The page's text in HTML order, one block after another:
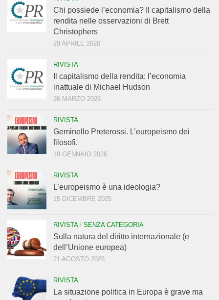
Chi possiede l’economia? Il capitalismo della
rendita nelle osservazioni di Brett
Christophers
29 APRILE 2026
RIVISTA
Il capitalismo della rendita: l’economia
inattuale di Michael Hudson
26 MARZO 2026
RIVISTA
Geminello Preterossi. L’europeismo dei
filosofi.
19 GENNAIO 2026
RIVISTA
L’europeismo è una ideologia?
15 DICEMBRE 2025
RIVISTA/ SENZA CATEGORIA
Sulla natura del diritto internazionale (e
dell’Unione europea)
21 AGOSTO 2025
RIVISTA
La situazione politica in Europa è grave ma